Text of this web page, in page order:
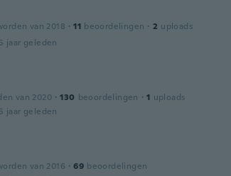
van 2018 · 11 beoordelingen · 2 uploads
jaar geleden
van 2020 · 130 beoordelingen · 1 uploads
jaar geleden
van 2016 · 69 beoordelingen